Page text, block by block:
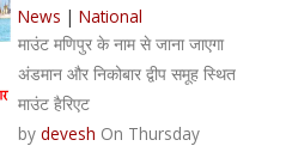
News | National
माउंट मणिपुर के नाम से जाना जाएगा
अंडमान और निकोबार द्वीप समूह स्थित
माउंट हैरिएट
by devesh On Thursday